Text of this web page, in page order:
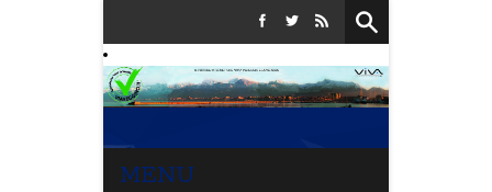
MENU